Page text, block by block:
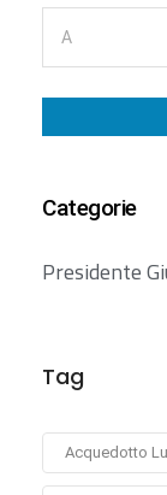
Categorie
Presidente
Tag
Acquedotto